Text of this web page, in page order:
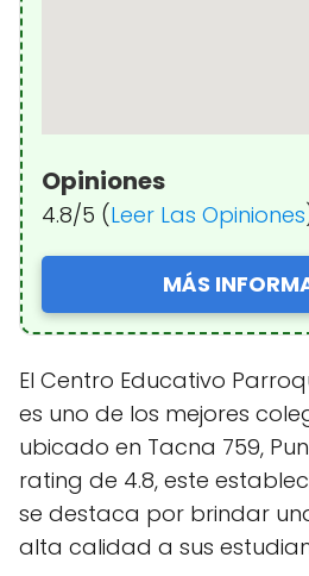
Opiniones
4.8/5 (Leer Las Opiniones
MÁS
El Centro Educativo
es uno de los mejores
ubicado en Tacna 759,
rating de 4.8, este
se destaca por brindar
alta calidad a sus